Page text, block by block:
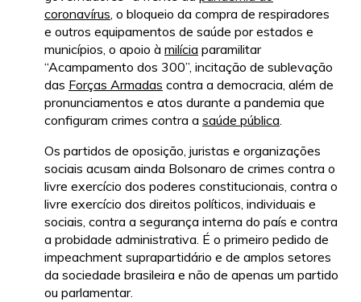
coronavírus, o bloqueio da compra de respiradores
e outros equipamentos de saúde por estados e
municípios, o apoio à milícia paramilitar
“Acampamento dos 300”, incitação de sublevação
das Forças Armadas contra a democracia, além de
pronunciamentos e atos durante a pandemia que
configuram crimes contra a saúde pública.
Os partidos de oposição, juristas e organizações
sociais acusam ainda Bolsonaro de crimes contra o
livre exercício dos poderes constitucionais, contra o
livre exercício dos direitos políticos, individuais e
sociais, contra a segurança interna do país e contra
a probidade administrativa. É o primeiro pedido de
impeachment suprapartidário e de amplos setores
da sociedade brasileira e não de apenas um partido
ou parlamentar.